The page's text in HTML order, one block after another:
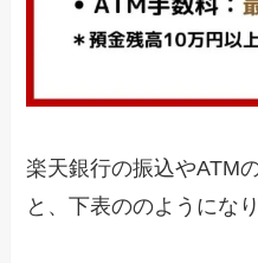
楽天銀行の振込やATM
と、下表ののようになり